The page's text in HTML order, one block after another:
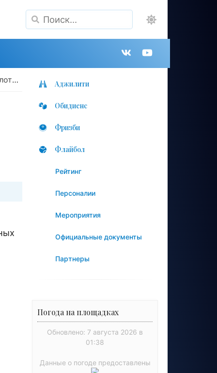
Поиск
Группа
Аджилити
Обидиенс
Фризби
Флайбол
Рейтинг
Персоналии
Мероприятия
Официальные документы
Партнеры
Погода на площадках
Обновлено: 7 августа 2026 в
01:38
Данные о погоде предоставлены